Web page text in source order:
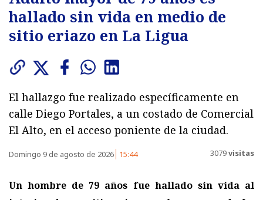
hallado sin vida en medio de
sitio eriazo en La Ligua
El hallazgo fue realizado específicamente en
calle Diego Portales, a un costado de Comercial
El Alto, en el acceso poniente de la ciudad.
Domingo 9 de agosto de 2026 15:44 3079visitas
Un hombre de 79 años fue hallado sin vida al